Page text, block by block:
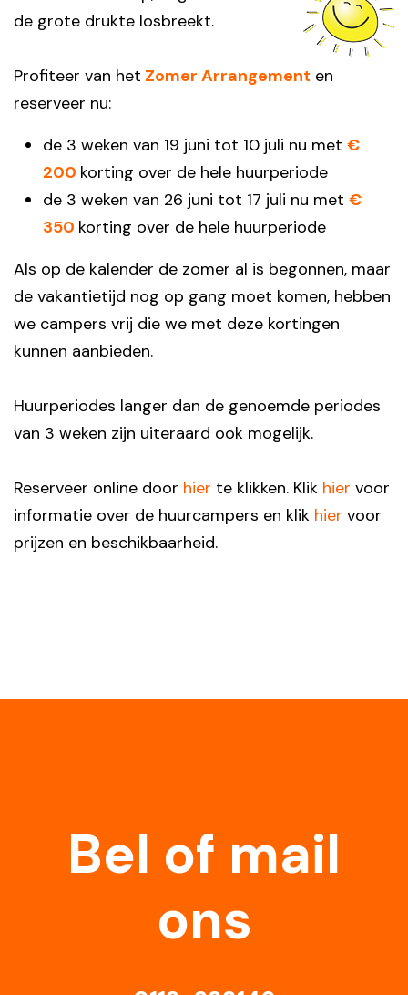
de grote drukte losbreekt.
Profiteer van het Zomer Arrangement en
reserveer nu:
de 3 weken van 19 juni tot 10 juli nu met €
200 korting over de hele huurperiode
de 3 weken van 26 juni tot 17 juli nu met €
350 korting over de hele huurperiode
Als op de kalender de zomer al is begonnen, maar
de vakantietijd nog op gang moet komen, hebben
we campers vrij die we met deze kortingen
kunnen aanbieden.
Huurperiodes langer dan de genoemde periodes
van 3 weken zijn uiteraard ook mogelijk.
Reserveer online door hier te klikken. Klik hier voor
informatie over de huurcampers en klik hier voor
prijzen en beschikbaarheid.
Bel of mail
ons